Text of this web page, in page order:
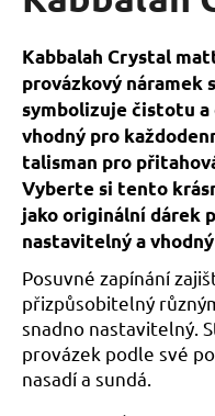
5
hvězdiček.
Kabbalah Crystal
provázkový
symbolizuje čistotu a
vhodný pro
talisman pro
Vyberte si tento
jako originální dárek
nastavitelný a
Posuvné zapínání
přizpůsobitelný
snadno nastavitelný.
provázek podle své
nasadí a sundá.
j
í
t
?
HLEDAT
D
o